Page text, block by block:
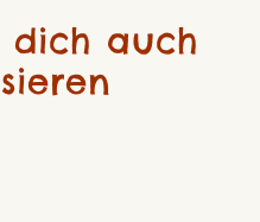
dich auch